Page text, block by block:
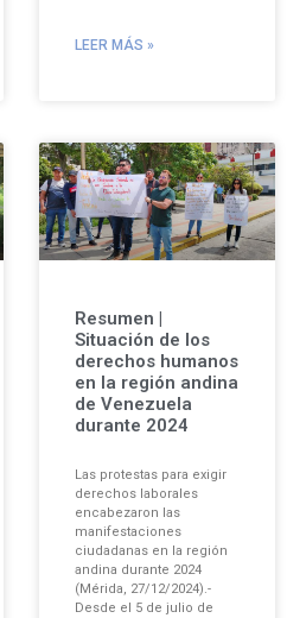
LEER MÁS »
Resumen |
Situación de los
derechos humanos
en la región andina
de Venezuela
durante 2024
Las protestas para exigir
derechos laborales
encabezaron las
manifestaciones
ciudadanas en la región
andina durante 2024
(Mérida, 27/12/2024).-
Desde el 5 de julio de